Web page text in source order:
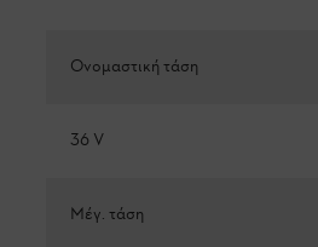
Ονομαστική τάση
36 V
Μέγ. τάση